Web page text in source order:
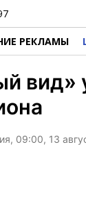
РЕКЛАМЫ
вид»
09:00, 13